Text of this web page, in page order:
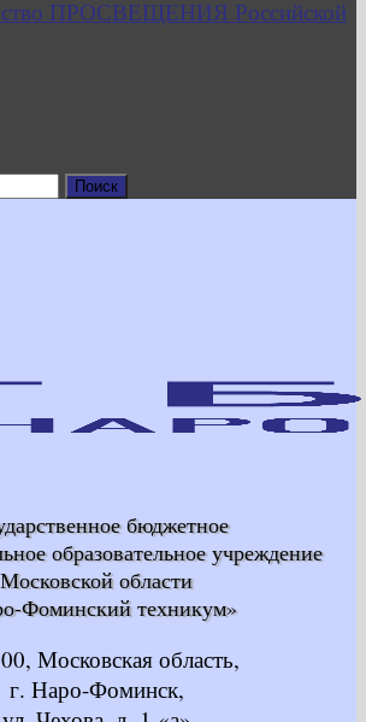
бюджетное
образовательное учреждение
Московской области
Фоминский техникум»
Московская область,
г. Наро-Фоминск,